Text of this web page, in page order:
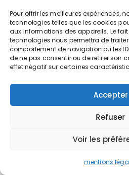
Pour offrir les meilleures expériences,
technologies telles que les cookies
aux informations des appareils. Le
technologies nous permettra de
comportement de navigation ou les
de ne pas consentir ou de retirer son
effet négatif sur certaines
Accepter
Refuser
Voir les
mentions
IT-Marketing
Juridique
Patrimoine
Newsletter